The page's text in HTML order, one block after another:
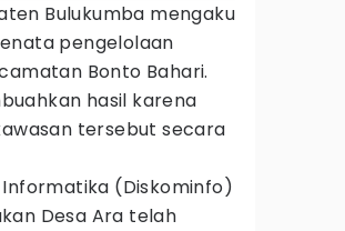
Bulukumba mengaku
pengelolaan
Bonto Bahari.
hasil karena
tersebut secara
Informatika (Diskominfo)
Desa Ara telah